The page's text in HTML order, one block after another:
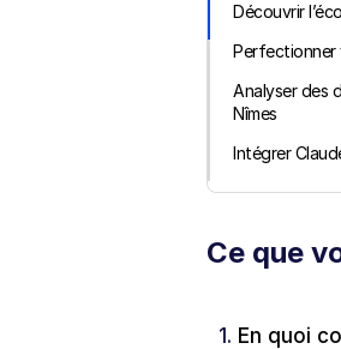
Découvrir
Perfectionner
Analyser des
Nîmes
Intégrer
Ce que
1. En quoi